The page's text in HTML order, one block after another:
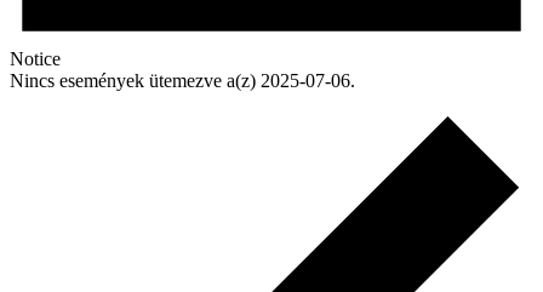
Notice
Nincs események ütemezve a(z) 2025-07-06.